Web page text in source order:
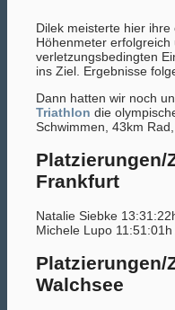
Dilek meisterte hier
Höhenmeter
verletzungsbedingten
ins Ziel. Ergebnisse
Dann hatten wir noch
Triathlon die
Schwimmen, 43km
Platzierungen/
Frankfurt
Natalie Siebke
Michele Lupo
Platzierungen/
Walchsee